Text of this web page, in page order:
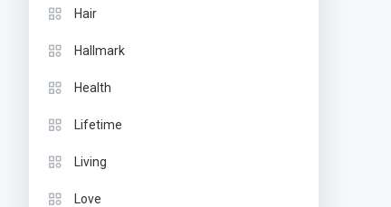
Hair
Hallmark
Health
Lifetime
Living
Love